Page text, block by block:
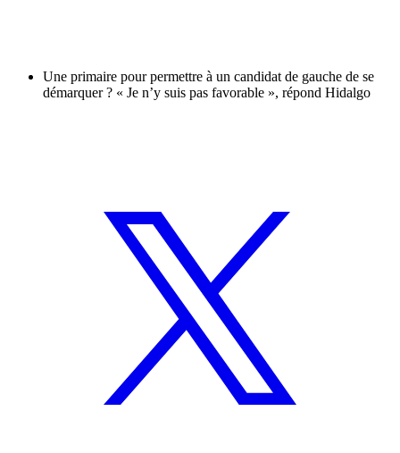
Une primaire pour permettre à un candidat de gauche de se
démarquer ? « Je n’y suis pas favorable », répond Hidalgo